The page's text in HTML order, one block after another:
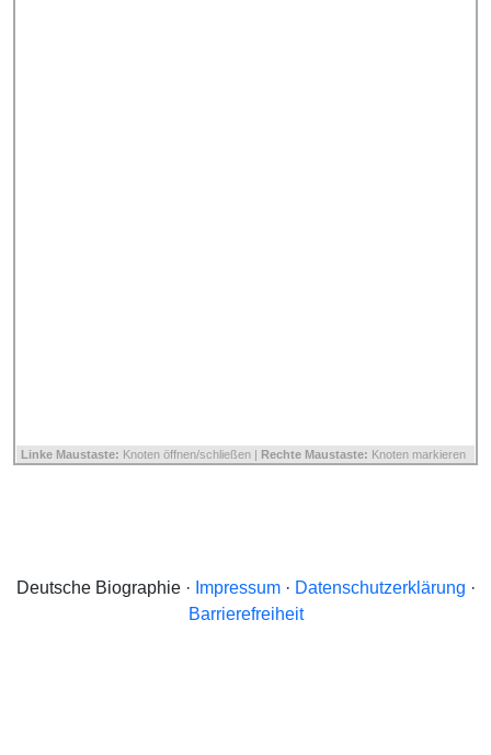
Linke Maustaste: Knoten öffnen/schließen | Rechte Maustaste: Knoten markieren
Deutsche Biographie · Impressum· Datenschutzerklärung ·
Barrierefreiheit